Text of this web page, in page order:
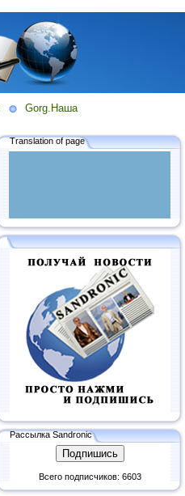
Gorg.Наша
Translation of page
Рассылка Sandronic
Всего подписчиков: 6603